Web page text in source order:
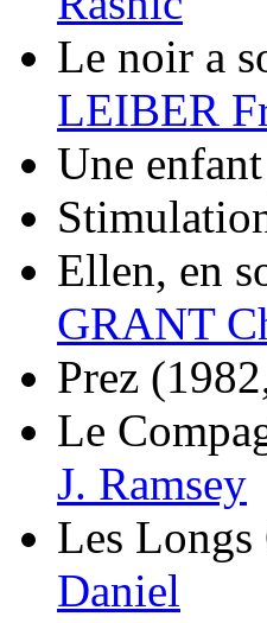
Le noir a
LEIBER
Une
Ellen, en
GRANT
Prez
Le
J. Ramsey
Les
Daniel